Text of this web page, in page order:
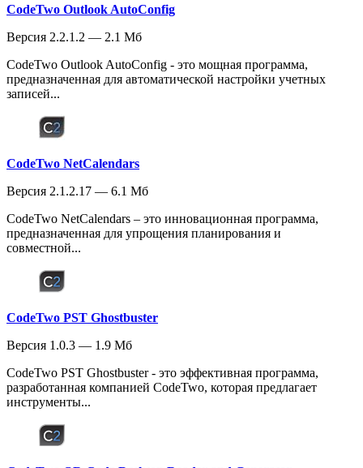
CodeTwo Outlook AutoConfig
Версия 2.2.1.2 — 2.1 Мб
CodeTwo Outlook AutoConfig - это мощная программа,
предназначенная для автоматической настройки учетных
записей...
CodeTwo NetCalendars
Версия 2.1.2.17 — 6.1 Мб
CodeTwo NetCalendars – это инновационная программа,
предназначенная для упрощения планирования и
совместной...
CodeTwo PST Ghostbuster
Версия 1.0.3 — 1.9 Мб
CodeTwo PST Ghostbuster - это эффективная программа,
разработанная компанией CodeTwo, которая предлагает
инструменты...